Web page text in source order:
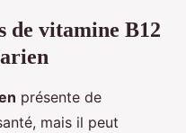
de vitamine B12
présente de
mais il peut